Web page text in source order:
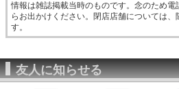
情報は雑誌掲載当時のものです。念のため
らお出かけください。閉店店舗については
す。
友人に知らせる